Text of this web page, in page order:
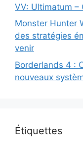
VV: Ultimatum –
Monster Hunter
des stratégies
venir
Borderlands 4 :
nouveaux
Étiquettes